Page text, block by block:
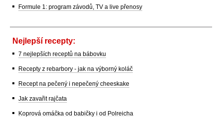
Formule 1: program závodů, TV a live přenosy
Nejlepší recepty:
7 nejlepších receptů na bábovku
Recepty z rebarbory - jak na výborný koláč
Recept na pečený i nepečený cheeskake
Jak zavařit rajčata
Koprová omáčka od babičky i od Polreicha